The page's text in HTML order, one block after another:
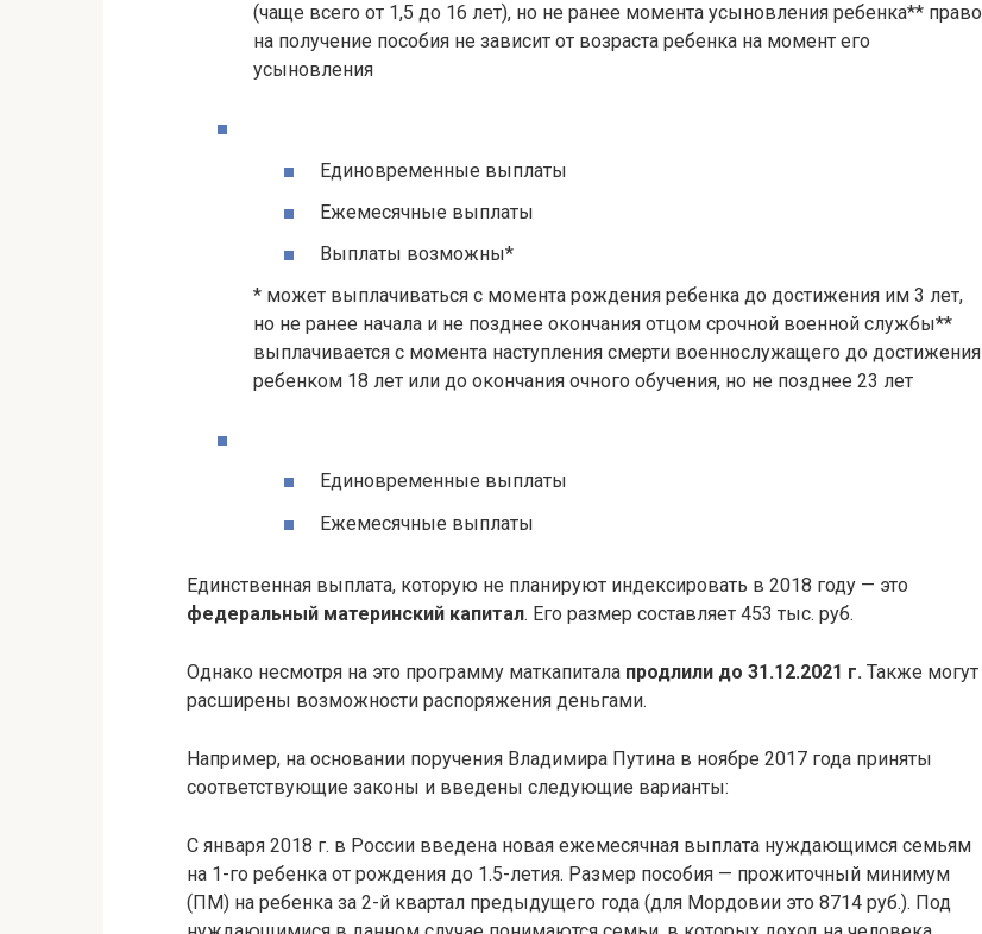
(чаще всего от 1,5 до 16 лет), но не ранее момента усыновления ребенка** право
на получение пособия не зависит от возраста ребенка на момент его
усыновления
Единовременные выплаты
Ежемесячные выплаты
Выплаты возможны*
* может выплачиваться с момента рождения ребенка до достижения им 3 лет,
но не ранее начала и не позднее окончания отцом срочной военной службы**
выплачивается с момента наступления смерти военнослужащего до достижения
ребенком 18 лет или до окончания очного обучения, но не позднее 23 лет
Единовременные выплаты
Ежемесячные выплаты
Единственная выплата, которую не планируют индексировать в 2018 году — это
федеральный материнский капитал. Его размер составляет 453 тыс. руб.
Однако несмотря на это программу маткапитала продлили до 31.12.2021 г. Также могут
расширены возможности распоряжения деньгами.
Например, на основании поручения Владимира Путина в ноябре 2017 года приняты
соответствующие законы и введены следующие варианты:
С января 2018 г. в России введена новая ежемесячная выплата нуждающимся семьям
на 1-го ребенка от рождения до 1.5-летия. Размер пособия — прожиточный минимум
(ПМ) на ребенка за 2-й квартал предыдущего года (для Мордовии это 8714 руб.). Под